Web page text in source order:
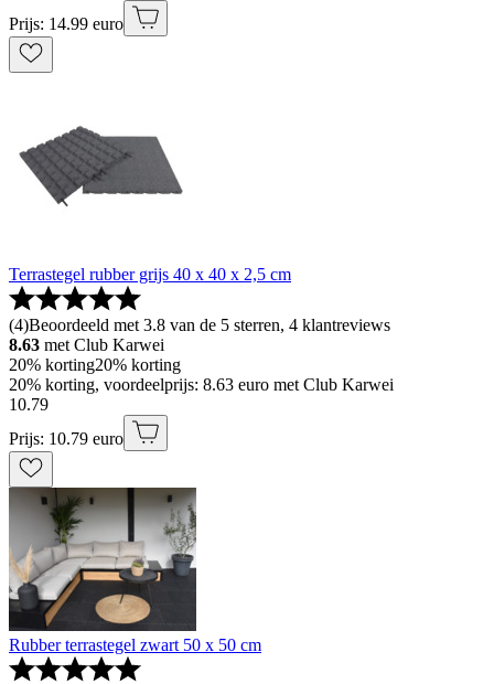
Prijs: 14.99 euro
Terrastegel rubber grijs 40 x 40 x 2,5 cm
(4)Beoordeeld met 3.8 van de 5 sterren, 4 klantreviews
8.63 met Club Karwei
20% korting20% korting
20% korting, voordeelprijs: 8.63 euro met Club Karwei
10.79
Prijs: 10.79 euro
Rubber terrastegel zwart 50 x 50 cm